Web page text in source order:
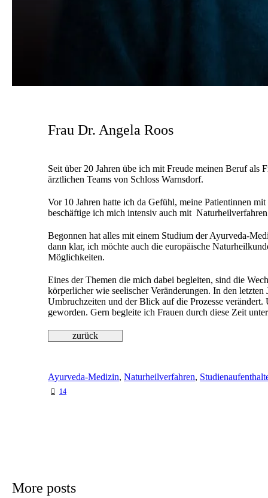
Frau Dr. Angela Roos
Seit über 20 Jahren übe ich mit Freude meinen Beruf als
ärztlichen Teams von Schloss Warnsdorf.
Vor 10 Jahren hatte ich da Gefühl, meine Patientinnen
beschäftige ich mich intensiv auch mit
Begonnen hat alles mit einem Studium der Ayurveda-
dann klar, ich möchte auch die europäische
Möglichkeiten.
Eines der Themen die mich dabei begleiten, sind die
körperlicher wie seelischer Veränderungen. In den
Umbruchzeiten und der Blick auf die Prozesse
geworden. Gern begleite ich Frauen durch diese Zeit
Ayurveda-Medizin, Naturheilverfahren,
14
More posts